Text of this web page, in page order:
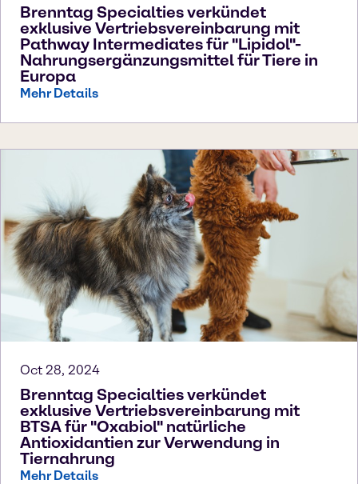
Brenntag Specialties verkündet
exklusive Vertriebsvereinbarung mit
Pathway Intermediates für "Lipidol"-
Nahrungsergänzungsmittel für Tiere in
Europa
Mehr Details
Oct 28, 2024
Brenntag Specialties verkündet
exklusive Vertriebsvereinbarung mit
BTSA für "Oxabiol" natürliche
Antioxidantien zur Verwendung in
Tiernahrung
Mehr Details